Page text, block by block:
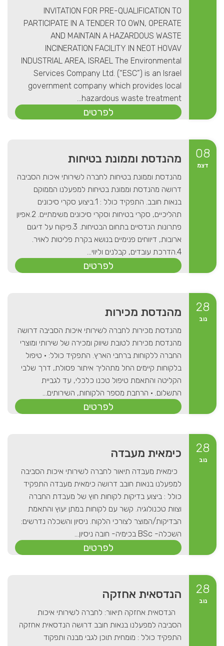
INVITATION FOR PRE-QUALIFICATION TO
PARTICIPATE IN A TENDER TO OWN, OPERATE
AND MAINTAIN A HAZARDOUS WASTE
INCINERATION FACILITY IN NEOT HOVAV
INDUSTRIAL AREA, ISRAEL The Environmental
Services Company Ltd. (“ESC”) is an Israel
government company which provides local
hazardous waste treatment...
לפרטים
08
דצמ מהנדסת וממונת בטיחות
מהנדסת וממונת בטיחות לחברה לשירותי איכות הסביבה
דרושה מהנדסת וממונת בטיחות למפעלנו הממוקם
בנאות חובב. התפקיד כולל : 1.ביצוע סקרי סיכונים
תהליכיים, סקרי בטיחות וסקרי סיכונים משימתיים. 2.אפיון
פתרונות הנדסיים בתחום הבטיחות. 3.פיקוח על דיגום
ארובות, דיווחים פנימיים בנושא בקרת פליטות לאויר.
4.הדרכת עובדים, קבלנים וליווי...
לפרטים
28
נוב מהנדסת מכירות
מהנדסת מכירות לחברה לשירותי איכות הסביבה דרושה
מהנדסת מכירות לטובת שיווק ומכירה של שירותי ומוצרי
החברה ללקוחות ברחבי הארץ. התפקיד כולל: • טיפול
בלקוחות קיימים החל מתהליך איתור פסולת, דרך שלבי
הקליטה והתאמת טיפול טכנו כלכלי, עד לגביית
התשלום. • הרחבת מספר הלקוחות, השירותים...
לפרטים
28
נוב כימאית מעבדה
כימאית מעבדה תיאור לחברה לשירותי איכות הסביבה
למפעלנו בנאות חובב דרושה כימאית מעבדה התפקיד
כולל : ביצוע בדיקות לקוחות חוץ של מעבדת החברה
וצוות טכנולוגיה. קשר עם לקוחות במתן יעוץ והתאמת
הבדיקות/המוצר לצורכי הלקוח. ניסיון והשכלה נדרשים:
השכלה- BSc בכימיה- חובה ניסיון...
לפרטים
28
נוב הנדסאית אחזקה
הנדסאית אחזקה תיאור: לחברה לשירותי איכות
הסביבה למפעלנו בנאות חובב דרושה הנדסאית אחזקה
התפקיד כולל : מומחית תוכן לגבי מבנה ותפקוד